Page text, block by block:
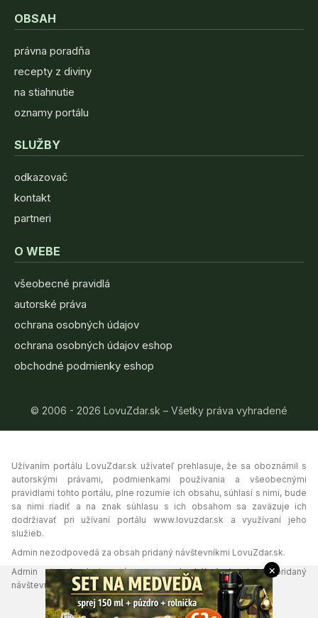
OBSAH
právna poradňa
recepty z diviny
na stiahnutie
oznamy portálu
SLUŽBY
odkazovač
kontakt
partneri
O WEBE
všeobecné pravidlá
autorské práva
ochrana osobných údajov
ochrana osobných údajov eshop
obchodné podmienky eshop
© 2006 - 2026 LovuZdar.sk – Všetky práva vyhradené
Užívaním portálu LovuZdar.sk užívateľ prehlasuje, že sa oboznámil s
autorskými právami, podmienkami používania a všeobecnými
pravidlami tohto portálu, plne rozumie ich obsahu, súhlasí s nimi, bude
sa nimi riadiť a na znak súhlasu s ich obsahom sa zaväzuje ich
dodržiavať pri užívaní portálu www.lovuzdar.sk a využívaní jeho
služieb.
Admin nezodpovedá za obsah pridaný návštevníkmi LovuZdar.sk.
Admin si vyhradzuje právo vymazať akýkoľvek obsah pridaný
návštevníkmi portálu, ak tak uzná za vhodné.
×